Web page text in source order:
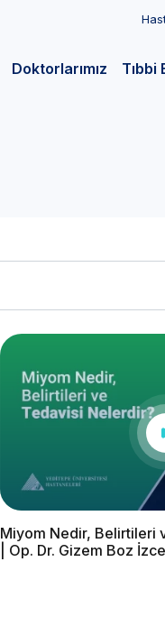
Doktorlarımız Tıbbi
Miyom Nedir, Belirtileri
| Op. Dr. Gizem Boz